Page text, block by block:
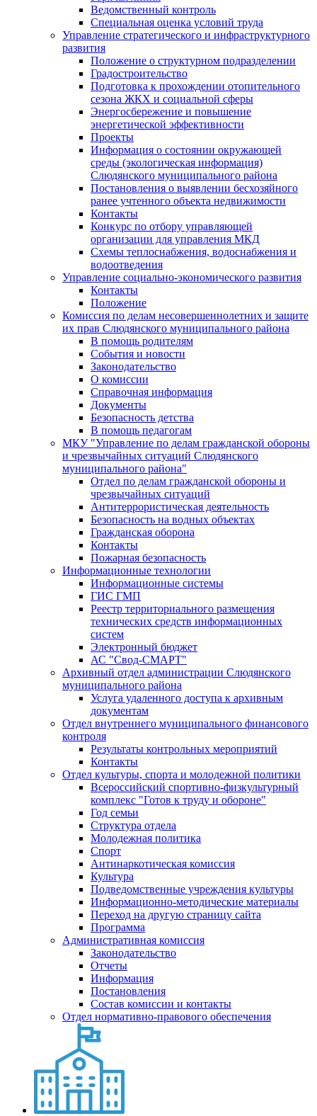
Ведомственный контроль
Специальная оценка условий труда
Управление стратегического и инфраструктурного
развития
Положение о структурном подразделении
Градостроительство
Подготовка к прохождении отопительного
сезона ЖКХ и социальной сферы
Энергосбережение и повышение
энергетической эффективности
Проекты
Информация о состоянии окружающей
среды (экологическая информация)
Слюдянского муниципального района
Постановления о выявлении бесхозяйного
ранее учтенного объекта недвижимости
Контакты
Конкурс по отбору управляющей
организации для управления МКД
Схемы теплоснабжения, водоснабжения и
водоотведения
Управление социально-экономического развития
Контакты
Положение
Комиссия по делам несовершеннолетних и защите
их прав Слюдянского муниципального района
В помощь родителям
События и новости
Законодательство
О комиссии
Справочная информация
Документы
Безопасность детства
В помощь педагогам
МКУ "Управление по делам гражданской обороны
и чрезвычайных ситуаций Слюдянского
муниципального района"
Отдел по делам гражданской обороны и
чрезвычайных ситуаций
Антитеррористическая деятельность
Безопасность на водных объектах
Гражданская оборона
Контакты
Пожарная безопасность
Информационные технологии
Информационные системы
ГИС ГМП
Реестр территориального размещения
технических средств информационных
систем
Электронный бюджет
АС "Свод-СМАРТ"
Архивный отдел администрации Слюдянского
муниципального района
Услуга удаленного доступа к архивным
документам
Отдел внутреннего муниципального финансового
контроля
Результаты контрольных мероприятий
Контакты
Отдел культуры, спорта и молодежной политики
Всероссийский спортивно-физкультурный
комплекс "Готов к труду и обороне"
Год семьи
Структура отдела
Молодежная политика
Спорт
Антинаркотическая комиссия
Культура
Подведомственные учреждения культуры
Информационно-методические материалы
Переход на другую страницу сайта
Программа
Административная комиссия
Законодательство
Отчеты
Информация
Постановления
Состав комиссии и контакты
Отдел нормативно-правового обеспечения